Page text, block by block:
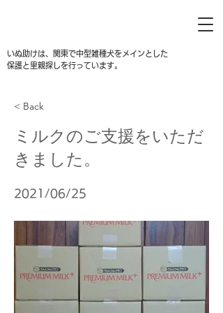
いぬ助けは、関東で中型雑種犬をメインとした
保護と里親探しを行っています。
< Back
ミルクのご支援をいただ
きました。
2021/06/25